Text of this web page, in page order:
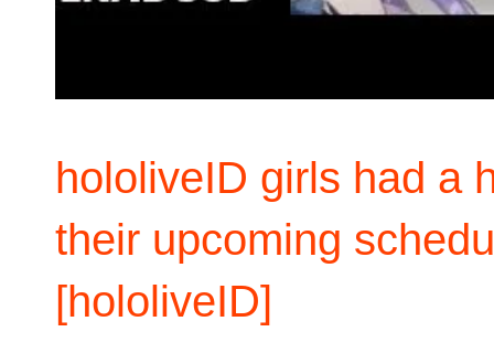
hololiveID girls had a
their upcoming
[hololiveID]